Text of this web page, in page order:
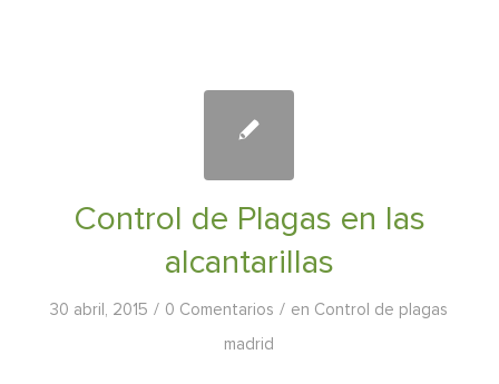
Control de Plagas en las
alcantarillas
30 abril, 2015 / 0 Comentarios / en Control de plagas
madrid